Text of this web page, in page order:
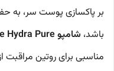
بر پاکسازی پوست سر، به
باشد، شامپو L’Oréal Paris Elseve Hydra Pure
مناسبی برای روتین مراقبت